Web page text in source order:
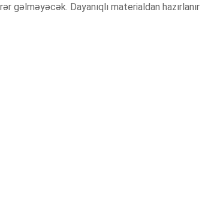
gəlməyəcək. Dayanıqlı materialdan